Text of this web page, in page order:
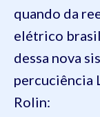
quando da
elétrico
dessa nova
percuciência
Rolin: